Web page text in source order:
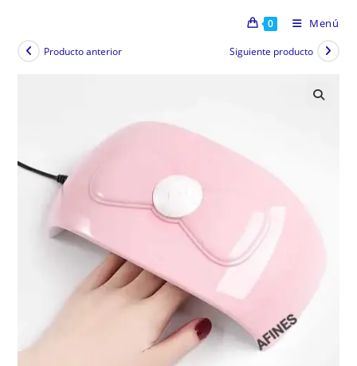
0 Menú
Producto anterior Siguiente producto